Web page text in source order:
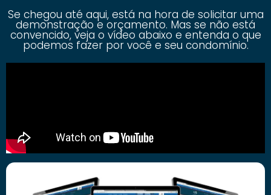
Se chegou até aqui, está na hora de solicitar uma
demonstração e orçamento. Mas se não está
convencido, veja o vídeo abaixo e entenda o que
podemos fazer por você e seu condomínio.